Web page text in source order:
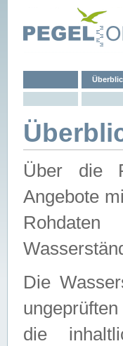
Über die
Angebote
Die
die